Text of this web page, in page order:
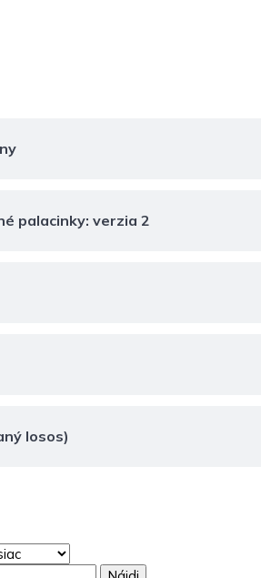
palacinky: verzia 2
losos)